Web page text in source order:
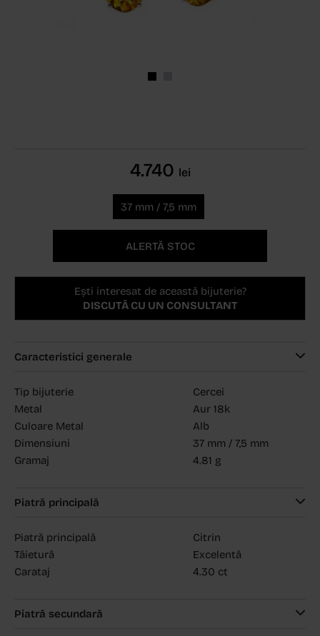
4.740 lei
37 mm / 7,5 mm
ALERTĂ STOC
Ești interesat de această bijuterie?
DISCUTĂ CU UN CONSULTANT
Caracteristici generale
Tip bijuterie
Cercei
Metal
Aur 18k
Culoare Metal
Alb
Dimensiuni
37 mm / 7,5 mm
Gramaj
4.81 g
Piatră principală
Piatră principală
Citrin
Tăietură
Excelentă
Carataj
4.30 ct
Piatră secundară